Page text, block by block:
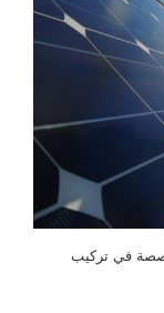
في تركيب